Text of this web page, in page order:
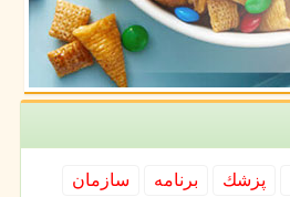
پزشك برنامه
سازمان